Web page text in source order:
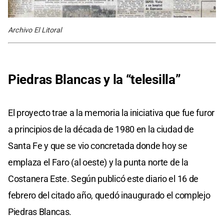
Archivo El Litoral
Piedras Blancas y la “telesilla”
El proyecto trae a la memoria la iniciativa que fue furor
a principios de la década de 1980 en la ciudad de
Santa Fe y que se vio concretada donde hoy se
emplaza el Faro (al oeste) y la punta norte de la
Costanera Este. Según publicó este diario el 16 de
febrero del citado año, quedó inaugurado el complejo
Piedras Blancas.